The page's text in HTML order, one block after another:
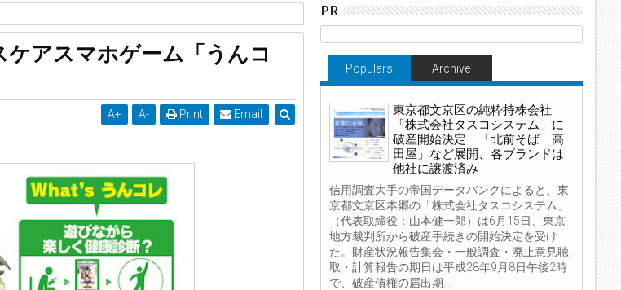
フォンアプリ ヘルスケア 課金代用
社会
ム「うんコレ」のクラウドファンディングを開始
ケアスマホゲーム「うんコ
A+ A- Print Email
PR
Populars Archive
東京都文京区の純粋持株会社
「株式会社タスコシステム」に
破産開始決定 「北前そば 高
田屋」など展開、各ブランドは
他社に譲渡済み
信用調査大手の帝国データバンクによると、東
京都文京区本郷の「株式会社タスコシステム」
（代表取締役：山本健一郎）は6月15日、東京
地方裁判所から破産手続きの開始決定を受け
た。財産状況報告集会・一般調査・廃止意見聴
取・計算報告の期日は平成28年9月8日午後2時
で、破産債権の届出期...